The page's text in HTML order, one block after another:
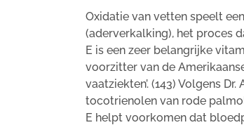
Oxidatie van vetten speelt
(aderverkalking), het proces
E is een zeer belangrijke
voorzitter van de
vaatziekten’. (143) Volgens
tocotrienolen van rode
E helpt voorkomen dat